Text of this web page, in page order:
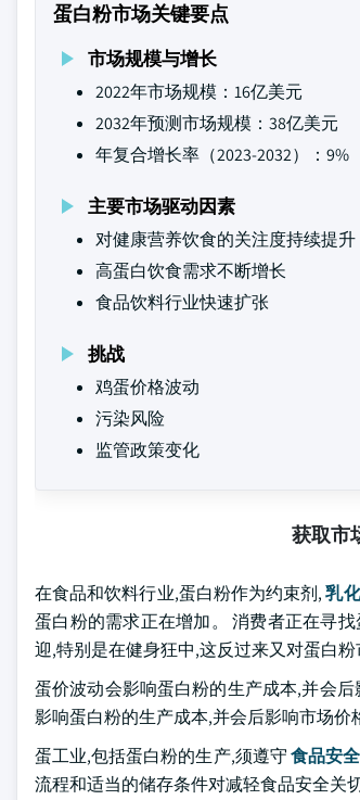
蛋白粉市场关键要点
市场规模与增长
2022年市场规模：16亿美元
2032年预测市场规模：38亿美元
年复合增长率（2023-2032）：9%
主要市场驱动因素
对健康营养饮食的关注度持续提升
高蛋白饮食需求不断增长
食品饮料行业快速扩张
挑战
鸡蛋价格波动
污染风险
监管政策变化
获取市
在食品和饮料行业,蛋白粉作为约束剂,乳
蛋白粉的需求正在增加。 消费者正在寻
迎,特别是在健身狂中,这反过来又对蛋白粉
蛋价波动会影响蛋白粉的生产成本,并会
影响蛋白粉的生产成本,并会后影响市场价
蛋工业,包括蛋白粉的生产,须遵守食品安全
流程和适当的储存条件对减轻食品安全关